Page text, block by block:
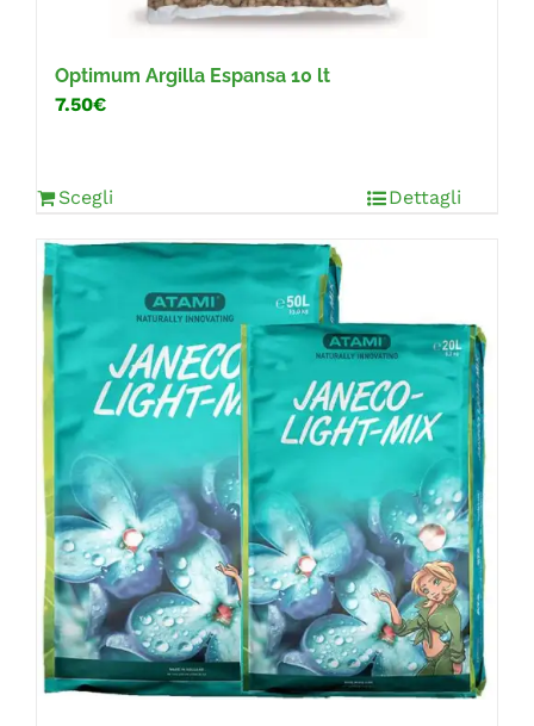
Optimum Argilla Espansa 10 lt
7.50€
Scegli Dettagli